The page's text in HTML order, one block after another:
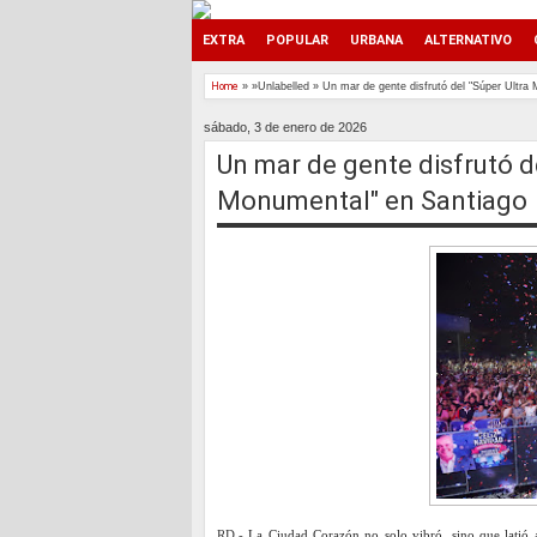
EXTRA POPULAR URBANA ALTERNATIVO
Home » »Unlabelled » Un mar de gente disfrutó del "Súper Ultra
sábado, 3 de enero de 2026
Un mar de gente disfrutó
Monumental" en Santiago